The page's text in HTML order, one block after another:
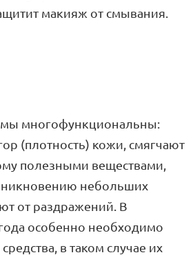
макияж от смывания.
многофункциональны:
(плотность) кожи, смягчают
полезными веществами,
небольших
от раздражений. В
особенно необходимо
в таком случае их